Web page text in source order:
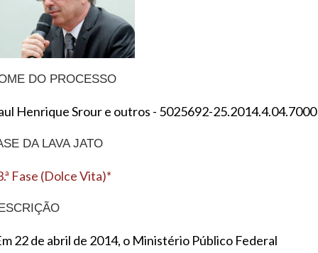
DO PROCESSO
Henrique Srour e outros - 5025692-25.2014.4.04.7000
DA LAVA JATO
Fase (Dolce Vita)*
22 de abril de 2014, o Ministério Público Federal